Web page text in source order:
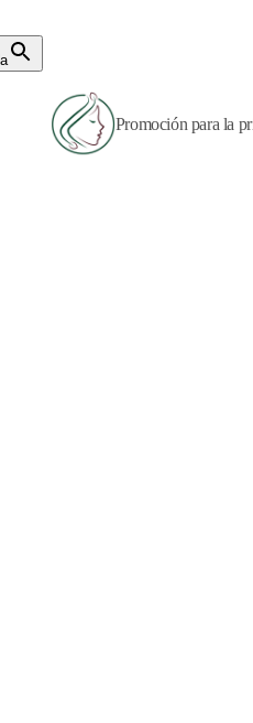
Promoción para la